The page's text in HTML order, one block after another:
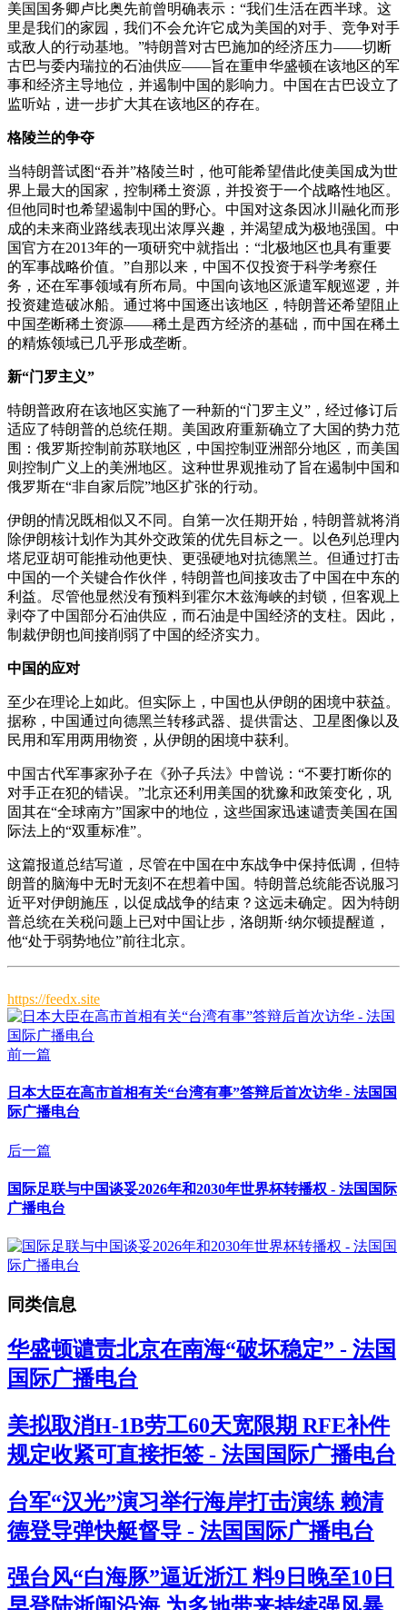
美国国务卿卢比奥先前曾明确表示：“我们生活在西半球。这
里是我们的家园，我们不会允许它成为美国的对手、竞争对手
或敌人的行动基地。”特朗普对古巴施加的经济压力——切断
古巴与委内瑞拉的石油供应——旨在重申华盛顿在该地区的军
事和经济主导地位，并遏制中国的影响力。中国在古巴设立了
监听站，进一步扩大其在该地区的存在。
格陵兰的争夺
当特朗普试图“吞并”格陵兰时，他可能希望借此使美国成为世
界上最大的国家，控制稀土资源，并投资于一个战略性地区。
但他同时也希望遏制中国的野心。中国对这条因冰川融化而形
成的未来商业路线表现出浓厚兴趣，并渴望成为极地强国。中
国官方在2013年的一项研究中就指出：“北极地区也具有重要
的军事战略价值。”自那以来，中国不仅投资于科学考察任
务，还在军事领域有所布局。中国向该地区派遣军舰巡逻，并
投资建造破冰船。通过将中国逐出该地区，特朗普还希望阻止
中国垄断稀土资源——稀土是西方经济的基础，而中国在稀土
的精炼领域已几乎形成垄断。
新“门罗主义”
特朗普政府在该地区实施了一种新的“门罗主义”，经过修订后
适应了特朗普的总统任期。美国政府重新确立了大国的势力范
围：俄罗斯控制前苏联地区，中国控制亚洲部分地区，而美国
则控制广义上的美洲地区。这种世界观推动了旨在遏制中国和
俄罗斯在“非自家后院”地区扩张的行动。
伊朗的情况既相似又不同。自第一次任期开始，特朗普就将消
除伊朗核计划作为其外交政策的优先目标之一。以色列总理内
塔尼亚胡可能推动他更快、更强硬地对抗德黑兰。但通过打击
中国的一个关键合作伙伴，特朗普也间接攻击了中国在中东的
利益。尽管他显然没有预料到霍尔木兹海峡的封锁，但客观上
剥夺了中国部分石油供应，而石油是中国经济的支柱。因此，
制裁伊朗也间接削弱了中国的经济实力。
中国的应对
至少在理论上如此。但实际上，中国也从伊朗的困境中获益。
据称，中国通过向德黑兰转移武器、提供雷达、卫星图像以及
民用和军用两用物资，从伊朗的困境中获利。
中国古代军事家孙子在《孙子兵法》中曾说：“不要打断你的
对手正在犯的错误。”北京还利用美国的犹豫和政策变化，巩
固其在“全球南方”国家中的地位，这些国家迅速谴责美国在国
际法上的“双重标准”。
这篇报道总结写道，尽管在中国在中东战争中保持低调，但特
朗普的脑海中无时无刻不在想着中国。特朗普总统能否说服习
近平对伊朗施压，以促成战争的结束？这远未确定。因为特朗
普总统在关税问题上已对中国让步，洛朗斯·纳尔顿提醒道，
他“处于弱势地位”前往北京。
https://feedx.site
前一篇
日本大臣在高市首相有关“台湾有事”答辩后首次访华 - 法国国
际广播电台
后一篇
国际足联与中国谈妥2026年和2030年世界杯转播权 - 法国国际
广播电台
同类信息
华盛顿谴责北京在南海“破坏稳定” - 法国
国际广播电台
美拟取消H-1B劳工60天宽限期 RFE补件
规定收紧可直接拒签 - 法国国际广播电台
台军“汉光”演习举行海岸打击演练 赖清
德登导弹快艇督导 - 法国国际广播电台
强台风“白海豚”逼近浙江 料9日晚至10日